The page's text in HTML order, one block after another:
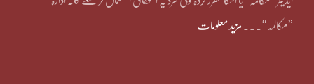
”مکالمہ“۔۔۔ مزید معلومات